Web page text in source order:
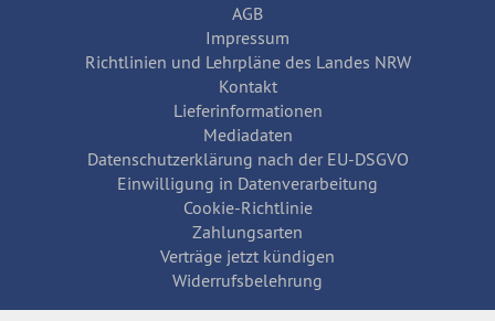
AGB
Impressum
Richtlinien und Lehrpläne des Landes NRW
Kontakt
Lieferinformationen
Mediadaten
Datenschutzerklärung nach der EU-DSGVO
Einwilligung in Datenverarbeitung
Cookie-Richtlinie
Zahlungsarten
Verträge jetzt kündigen
Widerrufsbelehrung